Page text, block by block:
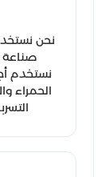
نحن
صناعة
نستخدم
الحمراء